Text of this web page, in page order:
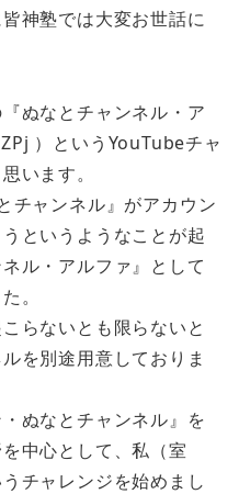
神塾では大変お世話に
ぬなとチャンネル・ア
）というYouTubeチャ
います。
チャンネル』がアカウン
というようなことが起
ル・アルファ』として
。
らないとも限らないと
を別途用意しておりま
ぬなとチャンネル』を
中心として、私（室
チャレンジを始めまし